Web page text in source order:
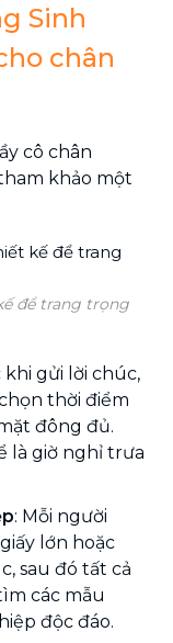
Sinh
chân
cô chân
khảo một
để trang trọng
khi gửi lời chúc,
thời điểm
đông đủ.
là giờ nghỉ trưa
: Mỗi người
lớn hoặc
sau đó tất cả
các mẫu
độc đáo.